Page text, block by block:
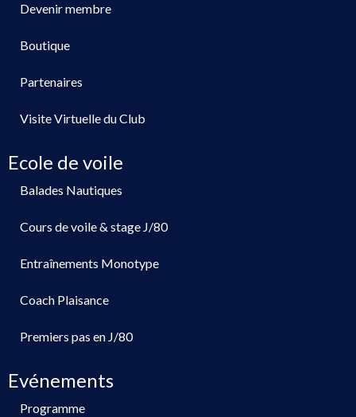
Devenir membre
Boutique
Partenaires
Visite Virtuelle du Club
Ecole de voile
Balades Nautiques
Cours de voile & stage J/80
Entraînements Monotype
Coach Plaisance
Premiers pas en J/80
Evénements
Programme